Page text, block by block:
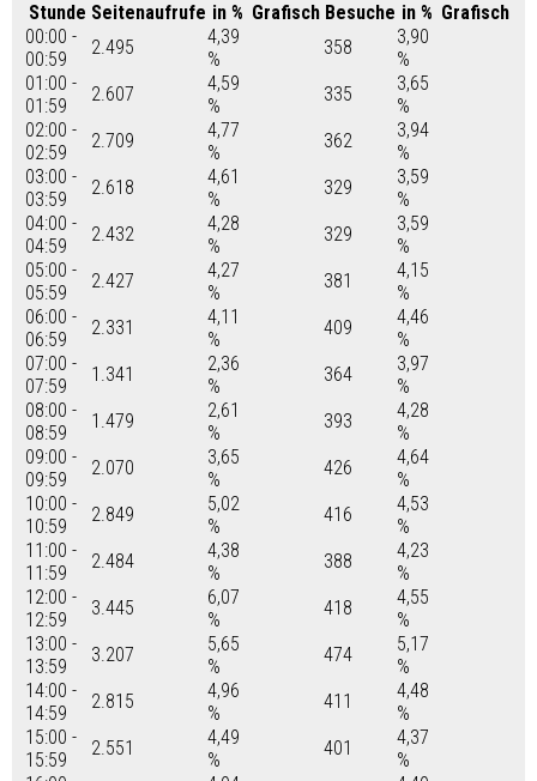
Stunde Seitenaufrufe in % Grafisch Besuche in % Grafisch
00:00 -
00:59
2.495
4,39
%
358
3,90
%
01:00 -
01:59
2.607
4,59
%
335
3,65
%
02:00 -
02:59
2.709
4,77
%
362
3,94
%
03:00 -
03:59
2.618
4,61
%
329
3,59
%
04:00 -
04:59
2.432
4,28
%
329
3,59
%
05:00 -
05:59
2.427
4,27
%
381
4,15
%
06:00 -
06:59
2.331
4,11
%
409
4,46
%
07:00 -
07:59
1.341
2,36
%
364
3,97
%
08:00 -
08:59
1.479
2,61
%
393
4,28
%
09:00 -
09:59
2.070
3,65
%
426
4,64
%
10:00 -
10:59
2.849
5,02
%
416
4,53
%
11:00 -
11:59
2.484
4,38
%
388
4,23
%
12:00 -
12:59
3.445
6,07
%
418
4,55
%
13:00 -
13:59
3.207
5,65
%
474
5,17
%
14:00 -
14:59
2.815
4,96
%
411
4,48
%
15:00 -
15:59
2.551
4,49
%
401
4,37
%